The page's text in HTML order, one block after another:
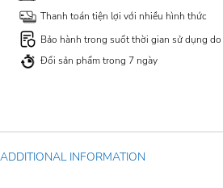
Thanh toán tiện lợi với nhiều hình thức
Bảo hành trong suốt thời gian sử dụng
Đổi sản phẩm trong 7 ngày
ADDITIONAL INFORMATION